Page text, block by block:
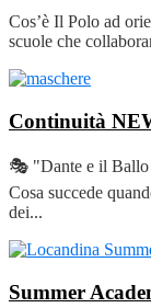
Cos’è Il Polo ad
scuole che
Continuità
🎭 "Dante e il Ballo
Cosa succede
dei...
Summer